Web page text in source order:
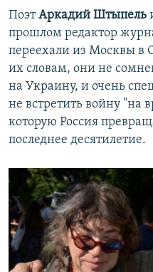
ПоэтАркадий Штыпель
прошлом редактор
переехали из Москвы в
их словам, они не
на Украину, и очень
не встретить войну "на
которую Россия
последнее десятилетие.